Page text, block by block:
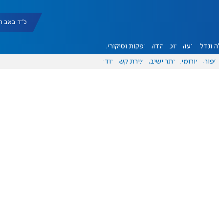
כ"ד באב תשפ"ו
ונדל"ן דעות אוכל יהדות הפקות וסיקורים
ספורט פורומים אתר ישיבה יצירת קשר עוד